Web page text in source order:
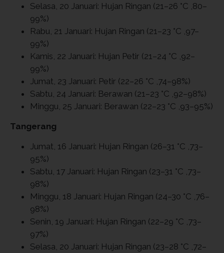
Selasa, 20 Januari: Hujan Ringan (21–26 °C ,80–
99%)
Rabu, 21 Januari: Hujan Ringan (21–23 °C ,97–
99%)
Kamis, 22 Januari: Hujan Petir (21–24 °C ,92–
99%)
Jumat, 23 Januari: Petir (22–26 °C ,74–98%)
Sabtu, 24 Januari: Berawan (21–23 °C ,92–98%)
Minggu, 25 Januari: Berawan (22–23 °C ,93–95%)
Tangerang
Jumat, 16 Januari: Hujan Ringan (26–31 °C ,73–
95%)
Sabtu, 17 Januari: Hujan Ringan (23–31 °C ,73–
98%)
Minggu, 18 Januari: Hujan Ringan (24–30 °C ,76–
98%)
Senin, 19 Januari: Hujan Ringan (22–29 °C ,73–
97%)
Selasa, 20 Januari: Hujan Ringan (23–28 °C ,72–